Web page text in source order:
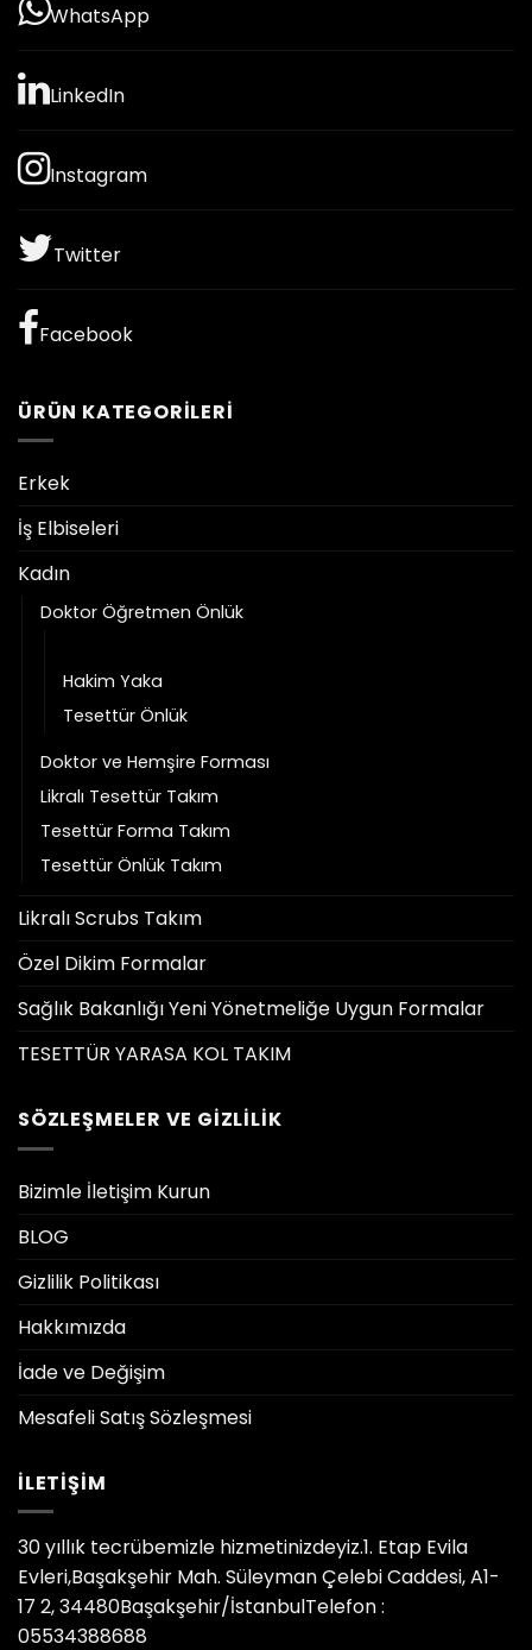
WhatsApp
LinkedIn
Instagram
Twitter
Facebook
ÜRÜN KATEGORILERI
Erkek
İş Elbiseleri
Kadın
Doktor Öğretmen Önlük
Hakim Yaka
Tesettür Önlük
Doktor ve Hemşire Forması
Likralı Tesettür Takım
Tesettür Forma Takım
Tesettür Önlük Takım
Likralı Scrubs Takım
Özel Dikim Formalar
Sağlık Bakanlığı Yeni Yönetmeliğe Uygun Formalar
TESETTÜR YARASA KOL TAKIM
SÖZLEŞMELER VE GIZLILIK
Bizimle İletişim Kurun
BLOG
Gizlilik Politikası
Hakkımızda
İade ve Değişim
Mesafeli Satış Sözleşmesi
İLETIŞIM
30 yıllık tecrübemizle hizmetinizdeyiz.1. Etap Evila
Evleri,Başakşehir Mah. Süleyman Çelebi Caddesi, A1-
17 2, 34480Başakşehir/İstanbulTelefon :
05534388688